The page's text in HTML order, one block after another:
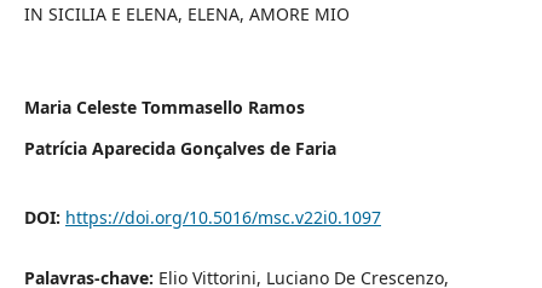
IN SICILIA E ELENA, ELENA, AMORE MIO
Maria Celeste Tommasello Ramos
Patrícia Aparecida Gonçalves de Faria
DOI: https://doi.org/10.5016/msc.v22i0.1097
Palavras-chave: Elio Vittorini, Luciano De Crescenzo,